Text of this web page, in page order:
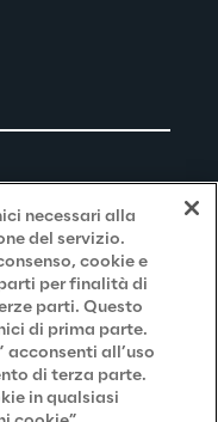
necessari alla
del servizio.
cookie e
per finalità di
parti. Questo
di prima parte.
all’uso
di terza parte.
in qualsiasi